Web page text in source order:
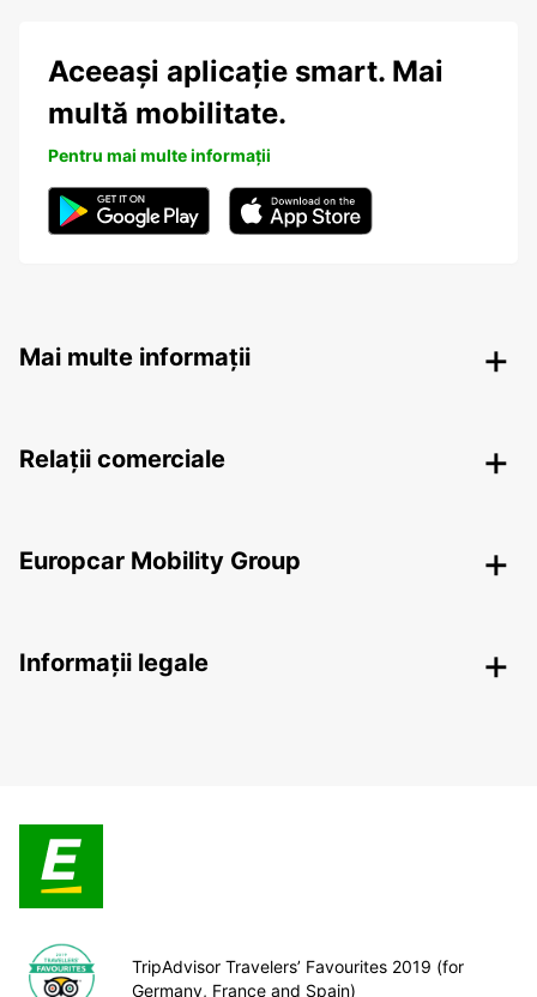
Aceeași aplicație smart. Mai
multă mobilitate.
Pentru mai multe informații
Mai multe informații
Relații comerciale
Europcar Mobility Group
Informații legale
TripAdvisor Travelers’ Favourites 2019 (for
Germany, France and Spain)